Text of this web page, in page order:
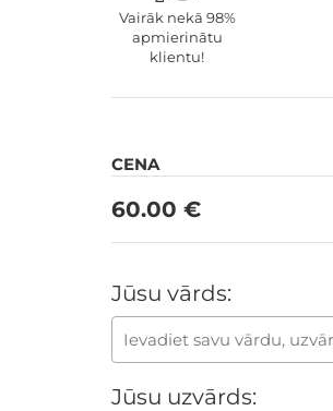
Vairāk nekā 98%
apmierinātu
klientu!
CENA
60.00 €
Jūsu vārds:
Jūsu uzvārds: